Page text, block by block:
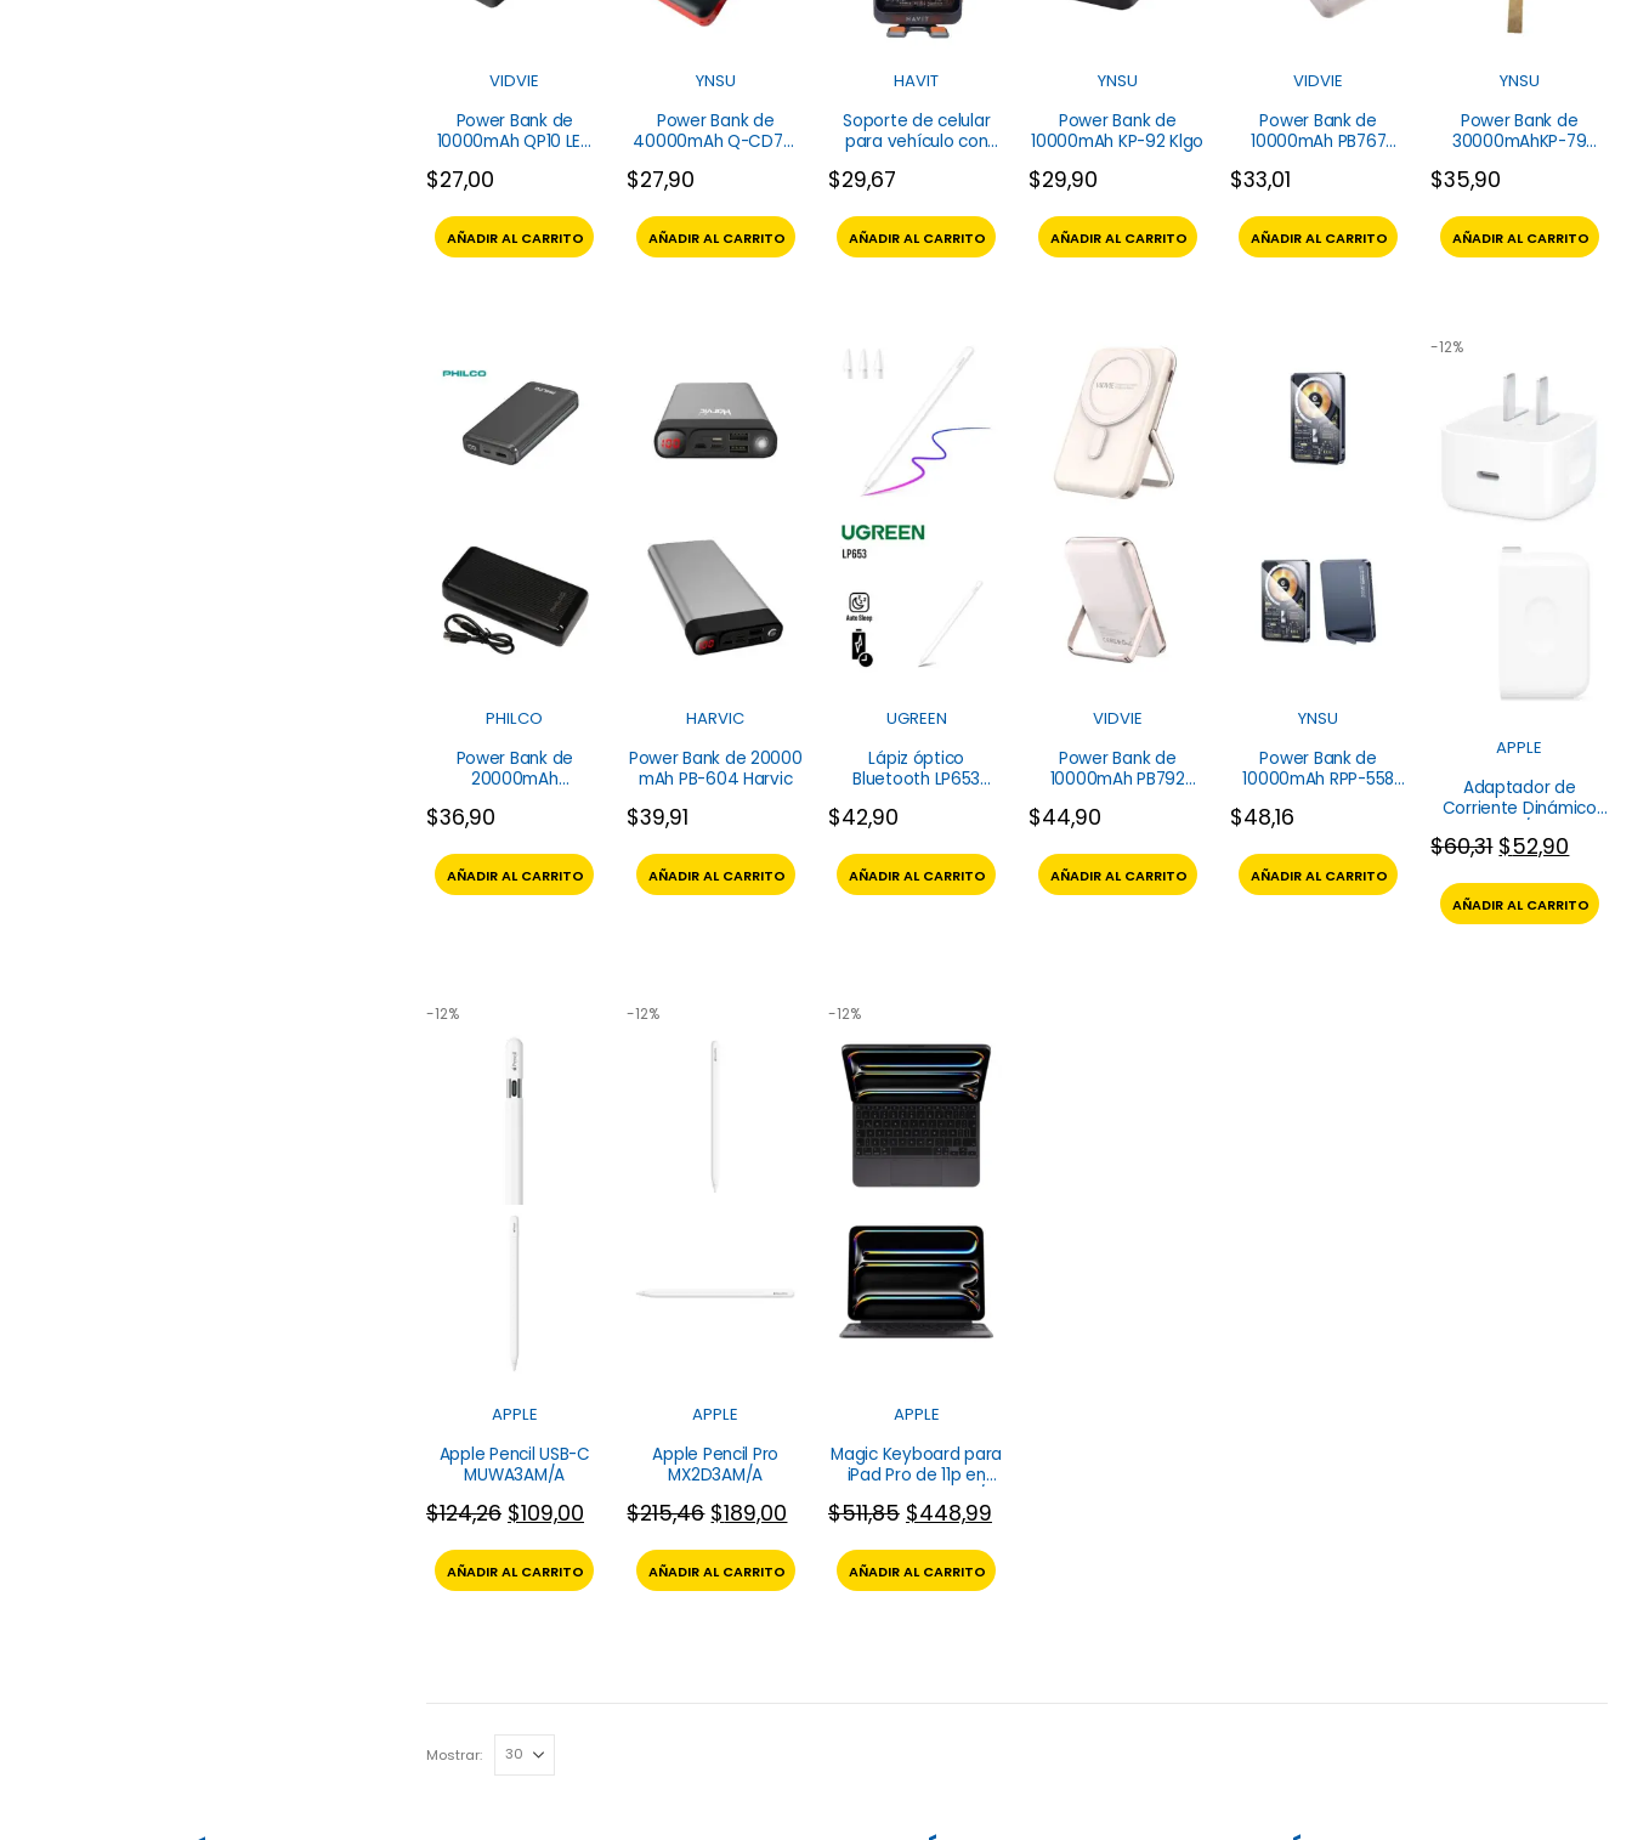
VIDVIE
Power Bank de
10000mAh QP10 LED
$27,00
AÑADIR AL CARRITO
YNSU
Power Bank de
40000mAh Q-CD701
$27,90
AÑADIR AL CARRITO
HAVIT
Soporte de celular
para vehículo con
W3033 Havit
$29,67
AÑADIR AL CARRITO
YNSU
Power Bank de
10000mAh KP-92 Klgo
$29,90
AÑADIR AL CARRITO
VIDVIE
Power Bank de
10000mAh PB767
$33,01
AÑADIR AL CARRITO
YNSU
Power Bank de
30000mAhKP-79
$35,90
AÑADIR AL CARRITO
PHILCO
Power Bank de
20000mAh
$36,90
AÑADIR AL CARRITO
HARVIC
Power Bank de 20000
mAh PB-604 Harvic
$39,91
AÑADIR AL CARRITO
UGREEN
Lápiz óptico
Bluetooth LP653
$42,90
AÑADIR AL CARRITO
VIDVIE
Power Bank de
10000mAh PB792
$44,90
AÑADIR AL CARRITO
YNSU
Power Bank de
10000mAh RPP-558
$48,16
AÑADIR AL CARRITO
-12%
APPLE
Adaptador de
Corriente Dinámico
MGKN4AM/A Apple
$60,31 $52,90
AÑADIR AL CARRITO
-12%
APPLE
Apple Pencil USB-C
MUWA3AM/A
$124,26 $109,00
AÑADIR AL CARRITO
-12%
APPLE
Apple Pencil Pro
MX2D3AM/A
$215,46 $189,00
AÑADIR AL CARRITO
-12%
APPLE
Magic Keyboard para
iPad Pro de 11p en
Apple
$511,85 $448,99
AÑADIR AL CARRITO
Mostrar: